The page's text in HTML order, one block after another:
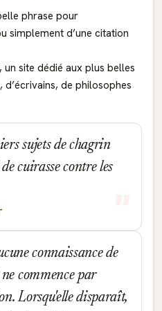
phrase pour
simplement d’une citation
site dédié aux plus belles
de philosophes
sujets de chagrin
cuirasse contre les
connaissance de
commence par
Lorsqu'elle disparaît,